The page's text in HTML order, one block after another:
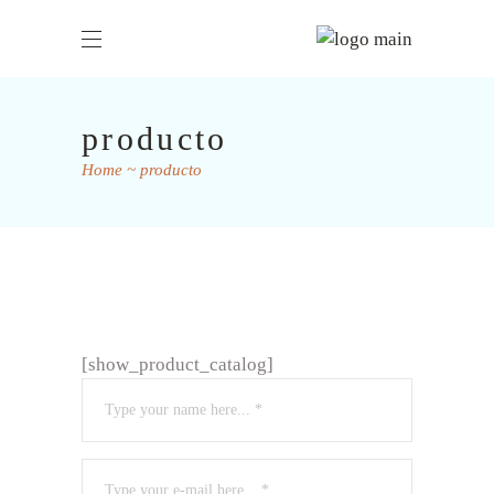
producto
Home producto
[show_product_catalog]